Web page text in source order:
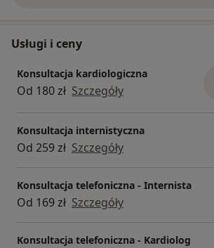
Usługi i ceny
Konsultacja kardiologiczna
Od 180 zł Szczegóły
Konsultacja internistyczna
Od 259 zł Szczegóły
Konsultacja telefoniczna - Internista
Od 169 zł Szczegóły
Konsultacja telefoniczna - Kardiolog